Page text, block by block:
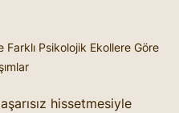
Psikolojik Ekollere Göre
hissetmesiyle